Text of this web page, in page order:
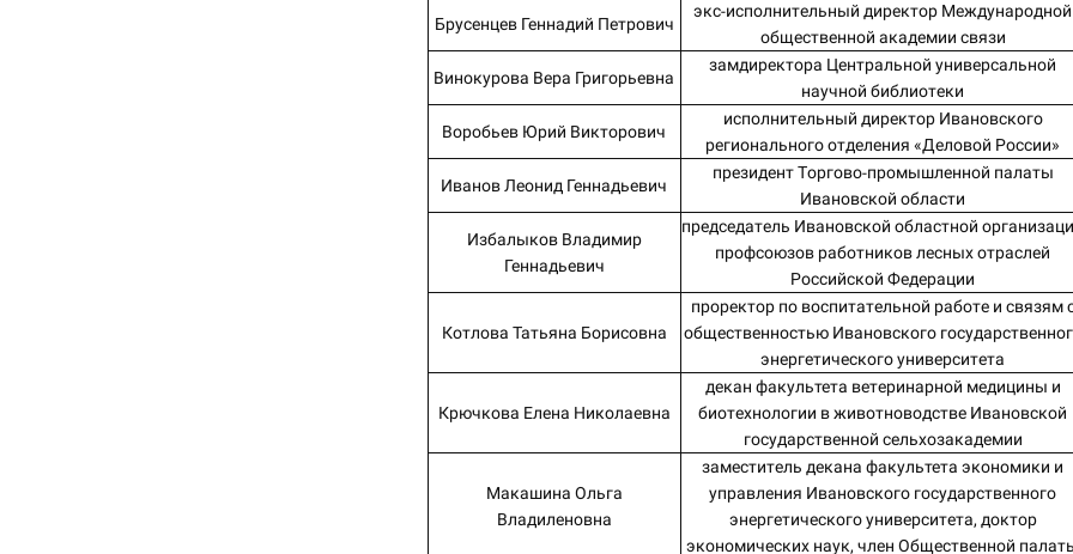
Брусенцев Геннадий Петрович
экс-исполнительный директор Международной
общественной академии связи
Винокурова Вера Григорьевна
замдиректора Центральной универсальной
научной библиотеки
Воробьев Юрий Викторович
исполнительный директор Ивановского
регионального отделения «Деловой России»
Иванов Леонид Геннадьевич
президент Торгово-промышленной палаты
Ивановской области
Избалыков Владимир
Геннадьевич
председатель Ивановской областной
профсоюзов работников лесных отраслей
Российской Федерации
Котлова Татьяна Борисовна
проректор по воспитательной работе и связям
общественностью Ивановского
энергетического университета
Крючкова Елена Николаевна
декан факультета ветеринарной медицины и
биотехнологии в животноводстве Ивановской
государственной сельхозакадемии
Макашина Ольга
Владиленовна
заместитель декана факультета экономики и
управления Ивановского государственного
энергетического университета, доктор
экономических наук, член Общественной